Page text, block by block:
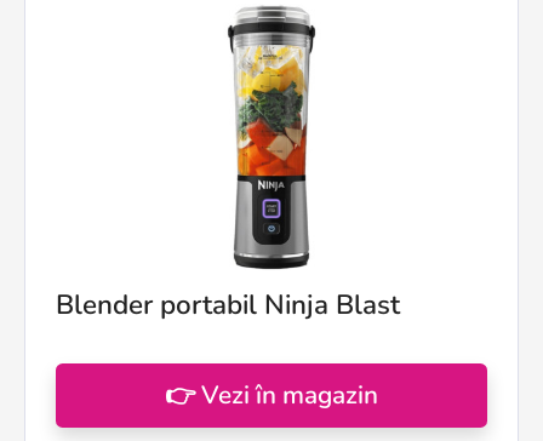
Blender portabil Ninja Blast
👉 Vezi în magazin